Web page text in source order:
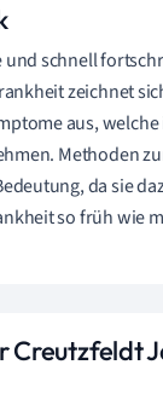
und schnell
zeichnet
aus,
Methoden
da sie
so früh wie
Creutzfeldt